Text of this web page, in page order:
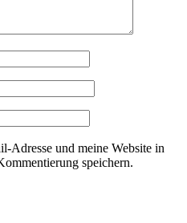
Adresse und meine Website in
speichern.